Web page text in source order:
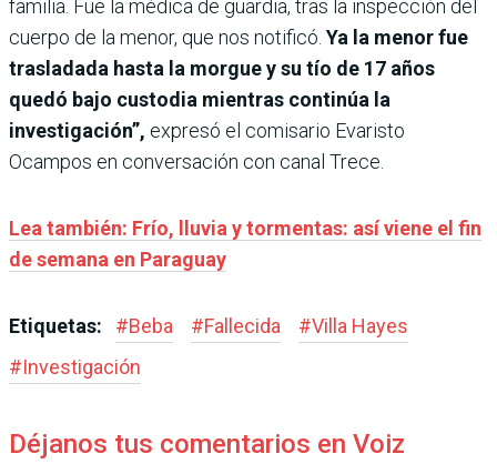
familia. Fue la médica de guardia, tras la inspección del
cuerpo de la menor, que nos notificó. Ya la menor fue
trasladada hasta la morgue y su tío de 17 años
quedó bajo custodia mientras continúa la
investigación”, expresó el comisario Evaristo
Ocampos en conversación con canal Trece.
Lea también: Frío, lluvia y tormentas: así viene el fin
de semana en Paraguay
Etiquetas: #Beba #Fallecida #Villa Hayes
#Investigación
Déjanos tus comentarios en Voiz